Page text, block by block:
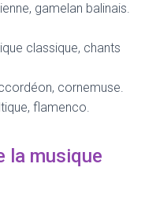
gamelan balinais.
classique, chants
cornemuse.
flamenco.
la musique